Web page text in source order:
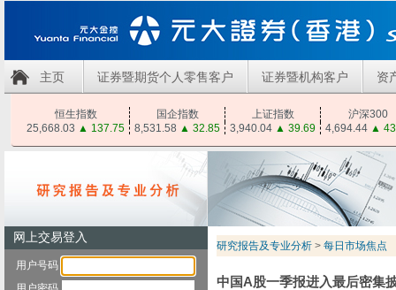
主页 证券暨期货个人零售客户 证券暨机构客户 资
恒生指数 国企指数 上证指数
沪深300
25,668.03 ▲ 137.75 8,531.58 ▲ 32.85 3,940.04 ▲ 39.69 4,694.44 ▲
研究报告及专业分析 > 每日市场焦点
中国A股一季报进入最后密集